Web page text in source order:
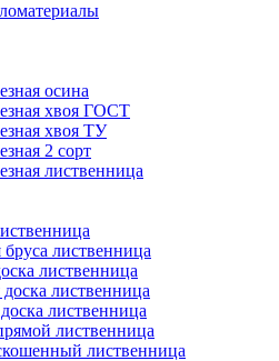
осина
хвоя ГОСТ
хвоя ТУ
2 сорт
лиственница
лиственница
лиственница
доска лиственница
лиственница
лиственница
лиственница